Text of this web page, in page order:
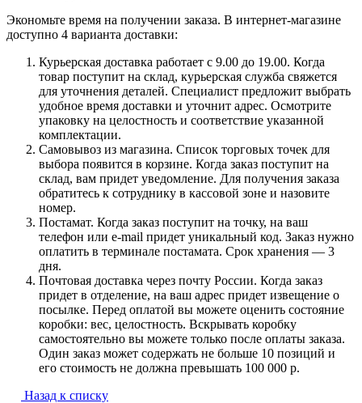
Экономьте время на получении заказа. В интернет-магазине
доступно 4 варианта доставки:
Курьерская доставка работает с 9.00 до 19.00. Когда
товар поступит на склад, курьерская служба свяжется
для уточнения деталей. Специалист предложит выбрать
удобное время доставки и уточнит адрес. Осмотрите
упаковку на целостность и соответствие указанной
комплектации.
Самовывоз из магазина. Список торговых точек для
выбора появится в корзине. Когда заказ поступит на
склад, вам придет уведомление. Для получения заказа
обратитесь к сотруднику в кассовой зоне и назовите
номер.
Постамат. Когда заказ поступит на точку, на ваш
телефон или e-mail придет уникальный код. Заказ нужно
оплатить в терминале постамата. Срок хранения — 3
дня.
Почтовая доставка через почту России. Когда заказ
придет в отделение, на ваш адрес придет извещение о
посылке. Перед оплатой вы можете оценить состояние
коробки: вес, целостность. Вскрывать коробку
самостоятельно вы можете только после оплаты заказа.
Один заказ может содержать не больше 10 позиций и
его стоимость не должна превышать 100 000 р.
Назад к списку